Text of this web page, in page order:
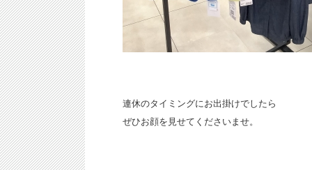
連休のタイミングにお出掛けでしたら
ぜひお顔を見せてくださいませ。